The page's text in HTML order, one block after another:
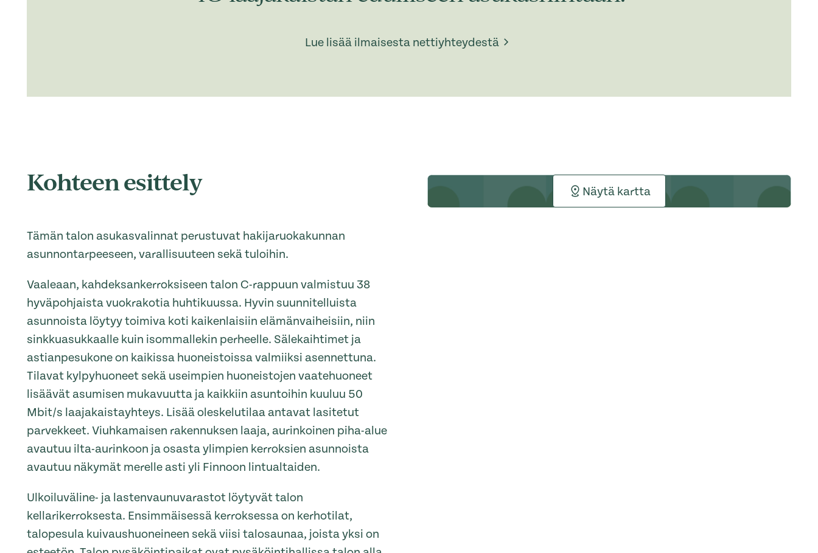
Lue lisää ilmaisesta nettiyhteydestä
Kohteen esittely
Tämän talon asukasvalinnat perustuvat hakijaruokakunnan
asunnontarpeeseen, varallisuuteen sekä tuloihin.
Vaaleaan, kahdeksankerroksiseen talon C-rappuun valmistuu 38
hyväpohjaista vuokrakotia huhtikuussa. Hyvin suunnitelluista
asunnoista löytyy toimiva koti kaikenlaisiin elämänvaiheisiin, niin
sinkkuasukkaalle kuin isommallekin perheelle. Sälekaihtimet ja
astianpesukone on kaikissa huoneistoissa valmiiksi asennettuna.
Tilavat kylpyhuoneet sekä useimpien huoneistojen vaatehuoneet
lisäävät asumisen mukavuutta ja kaikkiin asuntoihin kuuluu 50
Mbit/s laajakaistayhteys. Lisää oleskelutilaa antavat lasitetut
parvekkeet. Viuhkamaisen rakennuksen laaja, aurinkoinen piha-alue
avautuu ilta-aurinkoon ja osasta ylimpien kerroksien asunnoista
avautuu näkymät merelle asti yli Finnoon lintualtaiden.
Ulkoiluväline- ja lastenvaunuvarastot löytyvät talon
kellarikerroksesta. Ensimmäisessä kerroksessa on kerhotilat,
talopesula kuivaushuoneineen sekä viisi talosaunaa, joista yksi on
Näytä kartta